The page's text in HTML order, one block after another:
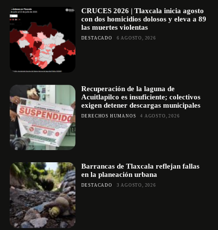
CRUCES 2026 | Tlaxcala inicia agosto
con dos homicidios dolosos y eleva a 89
las muertes violentas
DESTACADO 6 AGOSTO, 2026
Recuperación de la laguna de
Acuitlapilco es insuficiente; colectivos
exigen detener descargas municipales
DERECHOS HUMANOS 4 AGOSTO, 2026
Barrancas de Tlaxcala reflejan fallas
en la planeación urbana
DESTACADO 3 AGOSTO, 2026